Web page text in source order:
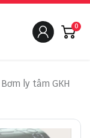
0
Bơm ly tâm GKH